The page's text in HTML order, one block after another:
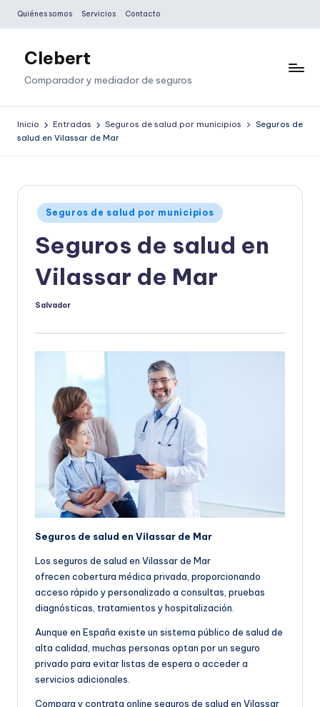
Saltar
contenido
Quiénes somos Servicios Contacto
Clebert
Comparador y mediador de seguros
Inicio Entradas Seguros de salud por municipios
Seguros de
salud en Vilassar de Mar
Publicado
en
Seguros de salud por municipios
Seguros de salud en
Vilassar de Mar
Publicado
Salvador
Seguros de salud en Vilassar de Mar
Los seguros de salud en Vilassar de Mar
ofrecen cobertura médica privada, proporcionando
acceso rápido y personalizado a consultas, pruebas
diagnósticas, tratamientos y hospitalización.
Aunque en España existe un sistema público de salud de
alta calidad, muchas personas optan por un seguro
privado para evitar listas de espera o acceder a
servicios adicionales.
Compara y contrata online seguros de salud en Vilassar